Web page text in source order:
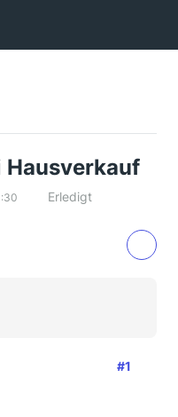
Hausverkauf
Erledigt
#1